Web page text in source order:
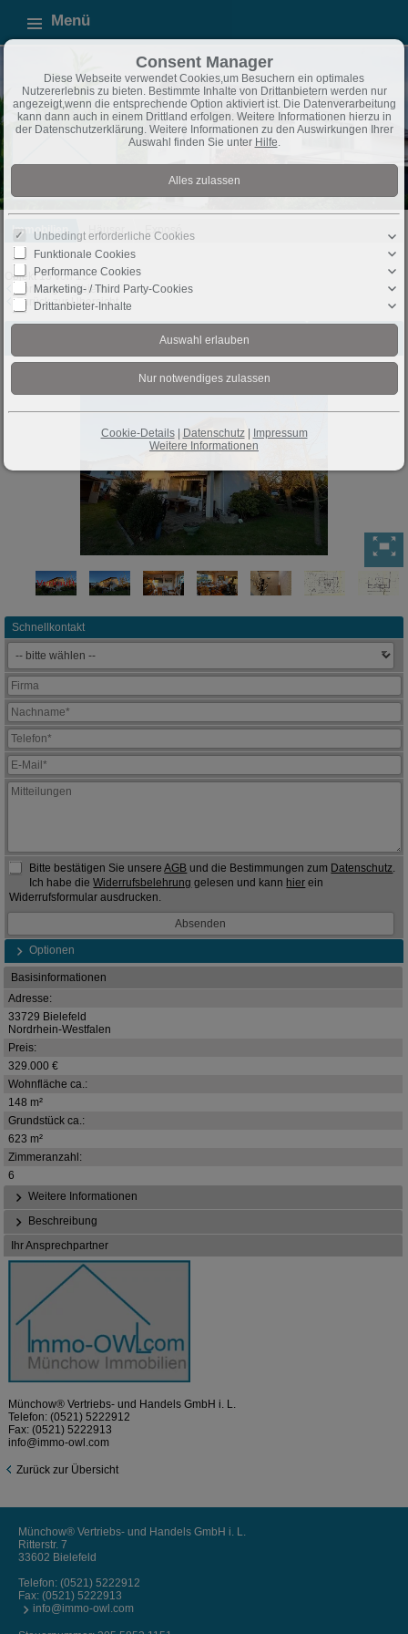
Menü
Immobilien Häuser Exposé
Objekt 13 von 13
Vorheriges Objekt
Zurück zur Übersicht
Schnellkontakt
Bitte bestätigen Sie unsereAGB und die Bestimmungen zum Datenschutz.
Ich habe dieWiderrufsbelehrung gelesen und kann hier ein
Widerrufsformular ausdrucken.
Optionen
Basisinformationen
Adresse:
33729 Bielefeld
Nordrhein-Westfalen
Preis:
329.000 €
Wohnfläche ca.:
148 m²
Grundstück ca.:
623 m²
Zimmeranzahl:
6
Weitere Informationen
Beschreibung
Ihr Ansprechpartner
Münchow® Vertriebs- und Handels GmbH i. L.
Telefon: (0521) 5222912
Fax: (0521) 5222913
info@immo-owl.com
Zurück zur Übersicht
Münchow® Vertriebs- und Handels GmbH i. L.
Ritterstr. 7
33602 Bielefeld
Telefon: (0521) 5222912
Fax: (0521) 5222913
info@immo-owl.com
Consent Manager
Diese Webseite verwendet Cookies,um Besuchern ein optimales
Nutzererlebnis zu bieten. Bestimmte Inhalte von Drittanbietern werden nur
angezeigt,wenn die entsprechende Option aktiviert ist. Die Datenverarbeitung
kann dann auch in einem Drittland erfolgen. Weitere Informationen hierzu in
der Datenschutzerklärung. Weitere Informationen zu den Auswirkungen Ihrer
Auswahl finden Sie unter Hilfe
Unbedingt erforderliche Cookies
Funktionale Cookies
Performance Cookies
Marketing- / Third Party-Cookies
Drittanbieter-Inhalte
Cookie-Details| Datenschutz| Impressum
Weitere Informationen